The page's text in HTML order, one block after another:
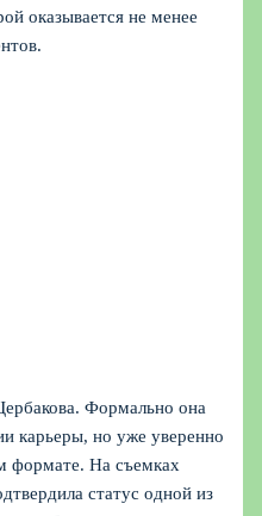
оказывается не менее
Формально она
карьеры, но уже уверенно
формате. На съемках
статус одной из